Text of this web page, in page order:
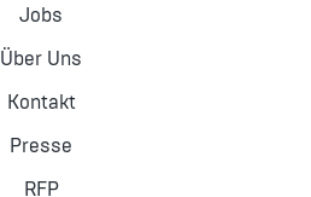
Jobs
Über Uns
Kontakt
Presse
RFP